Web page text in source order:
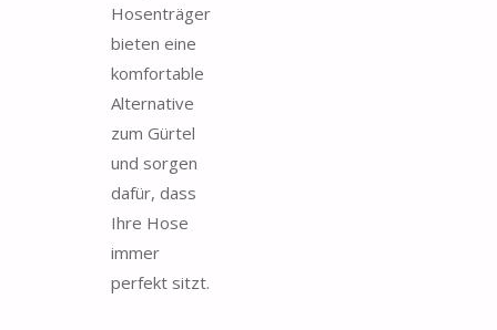
Hosenträger
bieten eine
komfortable
Alternative
zum Gürtel
und sorgen
dafür, dass
Ihre Hose
immer
perfekt sitzt.